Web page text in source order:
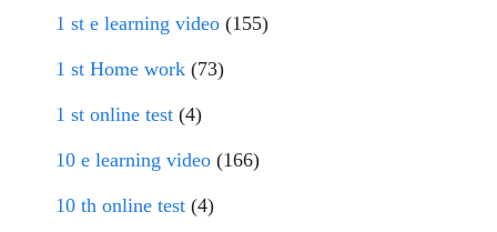
1 st e learning video (155)
1 st Home work (73)
1 st online test (4)
10 e learning video (166)
10 th online test (4)